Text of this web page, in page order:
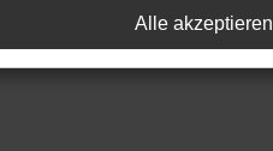
Alle akzeptieren